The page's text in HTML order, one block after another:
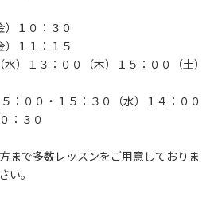
１０：３０
１１：１５
）１３：００（木）１５：００（土）
：００・１５：３０（水）１４：００
：３０
まで多数レッスンをご用意しておりま
い。